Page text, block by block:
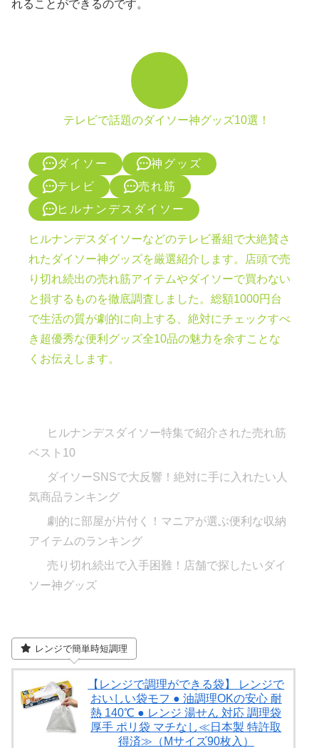
れることができるのです。
テレビで話題のダイソー神グッズ10選！
ダイソー
神グッズ
テレビ
売れ筋
ヒルナンデスダイソー
ヒルナンデスダイソーなどのテレビ番組で大絶賛さ
れたダイソー神グッズを厳選紹介します。店頭で売
り切れ続出の売れ筋アイテムやダイソーで買わない
と損するものを徹底調査しました。総額1000円台
で生活の質が劇的に向上する、絶対にチェックすべ
き超優秀な便利グッズ全10品の魅力を余すことな
くお伝えします。
ヒルナンデスダイソー特集で紹介された売れ筋
ベスト10
ダイソーSNSで大反響！絶対に手に入れたい人
気商品ランキング
劇的に部屋が片付く！マニアが選ぶ便利な収納
アイテムのランキング
売り切れ続出で入手困難！店舗で探したいダイ
ソー神グッズ
レンジで簡単時短調理
【レンジで調理ができる袋】 レンジで
おいしい袋モフ ● 油調理OKの安心 耐
熱 140℃ ● レンジ 湯せん 対応 調理袋
厚手 ポリ袋 マチなし≪日本製 特許取
得済≫（Mサイズ90枚入）